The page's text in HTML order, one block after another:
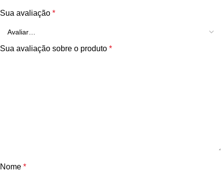
Sua avaliação *
Sua avaliação sobre o produto *
Nome *